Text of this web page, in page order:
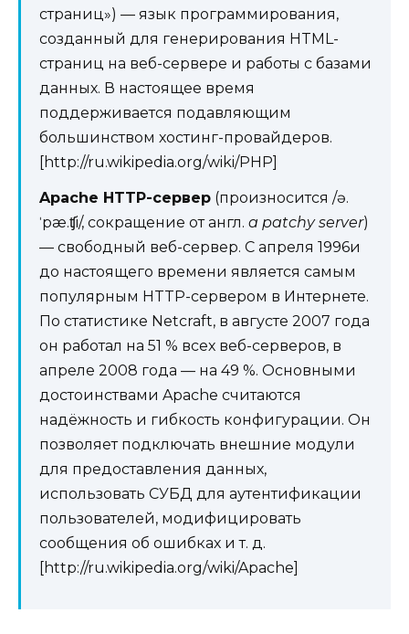
страниц») — язык программирования,
созданный для генерирования HTML-
страниц на веб-сервере и работы с базами
данных. В настоящее время
поддерживается подавляющим
большинством хостинг-провайдеров.
[http://ru.wikipedia.org/wiki/PHP]
Apache HTTP-сервер (произносится /ə.
ˈpæ.ʧi/, сокращение от англ. a patchy server)
— свободный веб-сервер. С апреля 1996и
до настоящего времени является самым
популярным HTTP-сервером в Интернете.
По статистике Netcraft, в августе 2007 года
он работал на 51 % всех веб-серверов, в
апреле 2008 года — на 49 %. Основными
достоинствами Apache считаются
надёжность и гибкость конфигурации. Он
позволяет подключать внешние модули
для предоставления данных,
использовать СУБД для аутентификации
пользователей, модифицировать
сообщения об ошибках и т. д.
[http://ru.wikipedia.org/wiki/Apache]